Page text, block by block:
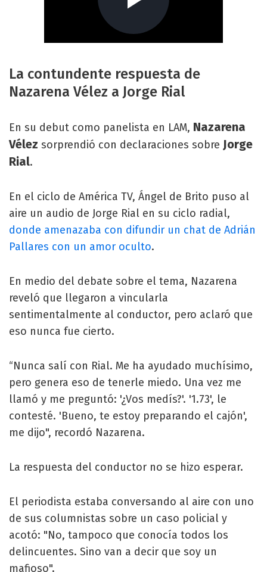
La contundente respuesta de
Nazarena Vélez a Jorge Rial
En su debut como panelista en LAM, Nazarena
Vélez sorprendió con declaraciones sobre Jorge
Rial.
En el ciclo de América TV, Ángel de Brito puso al
aire un audio de Jorge Rial en su ciclo radial,
donde amenazaba con difundir un chat de Adrián
Pallares con un amor oculto.
En medio del debate sobre el tema, Nazarena
reveló que llegaron a vincularla
sentimentalmente al conductor, pero aclaró que
eso nunca fue cierto.
“Nunca salí con Rial. Me ha ayudado muchísimo,
pero genera eso de tenerle miedo. Una vez me
llamó y me preguntó: '¿Vos medís?'. '1.73', le
contesté. 'Bueno, te estoy preparando el cajón',
me dijo", recordó Nazarena.
La respuesta del conductor no se hizo esperar.
El periodista estaba conversando al aire con uno
de sus columnistas sobre un caso policial y
acotó: "No, tampoco que conocía todos los
delincuentes. Sino van a decir que soy un
mafioso".